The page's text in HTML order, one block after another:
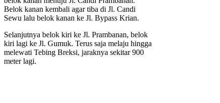
Belok kanan kembali agar tiba di Jl. Candi
Sewu lalu belok kanan ke Jl. Bypass Krian.
Selanjutnya belok kiri ke Jl. Prambanan, belok
kiri lagi ke Jl. Gumuk. Terus saja melaju hingga
melewati Tebing Breksi, jaraknya sekitar 900
meter lagi.